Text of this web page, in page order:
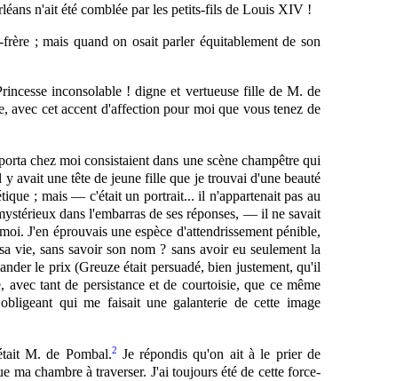
n'ait été comblée par les petits-fils de Louis XIV !
; mais quand on osait parler équitablement de son
inconsolable ! digne et vertueuse fille de M. de
avec cet accent d'affection pour moi que vous tenez de
chez moi consistaient dans une scène champêtre qui
avait une tête de jeune fille que je trouvai d'une beauté
; mais — c'était un portrait... il n'appartenait pas au
dans l'embarras de ses réponses, — il ne savait
J'en éprouvais une espèce d'attendrissement pénible,
vie, sans savoir son nom ? sans avoir eu seulement la
le prix (Greuze était persuadé, bien justement, qu'il
tant de persistance et de courtoisie, que ce même
qui me faisait une galanterie de cette image
M. de Pombal.2 Je répondis qu'on ait à le prier de
chambre à traverser. J'ai toujours été de cette force-